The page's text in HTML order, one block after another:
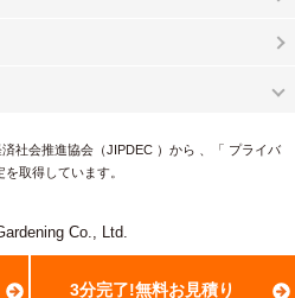
3分完了!無料お見積り
社会推進協会（JIPDEC ）から 、「 プライバ
取得しています。
Co., Ltd.